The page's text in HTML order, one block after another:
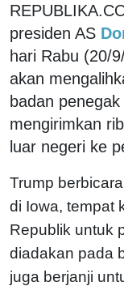
presiden AS
hari Rabu (20/
akan
badan
mengirimkan
luar negeri ke
Trump
di Iowa, tempat
Republik untuk
diadakan pada
juga berjanji